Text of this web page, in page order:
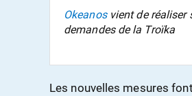
Okeanosvient de réaliser
demandes de la Troïka
Les nouvelles mesures